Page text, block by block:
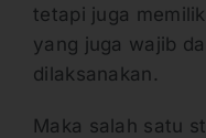
tetapi juga
yang juga wajib
dilaksanakan.
Maka salah satu